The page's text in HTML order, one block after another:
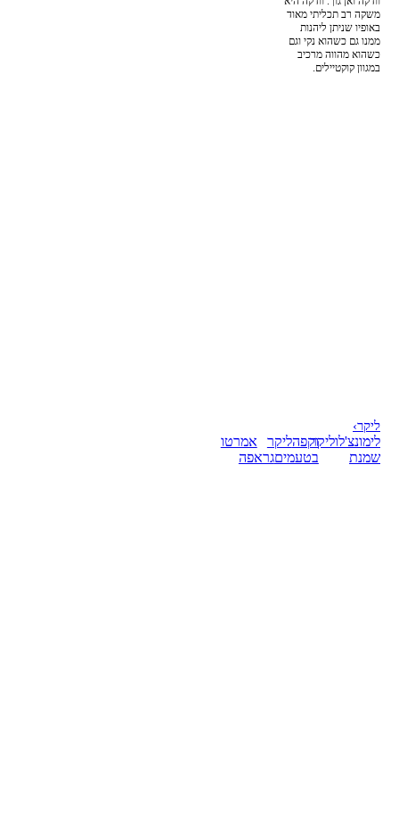
משקה רב תכליתי מאוד
באופיו שניתן ליהנות
ממנו גם כשהוא נקי וגם
כשהוא מהווה מרכיב
במגוון קוקטיילים.
ליקר›
לימונצ'לוליקר
שמנת
וקפהליקר
בטעמיםגראפה
אמרטו